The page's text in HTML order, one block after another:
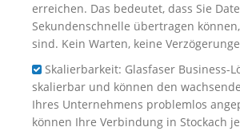
erreichen. Das bedeutet, dass Sie
Sekundenschnelle übertragen
sind. Kein Warten, keine
Skalierbarkeit: Glasfaser Business-
skalierbar und können den
Ihres Unternehmens problemlos
können Ihre Verbindung in Stockach